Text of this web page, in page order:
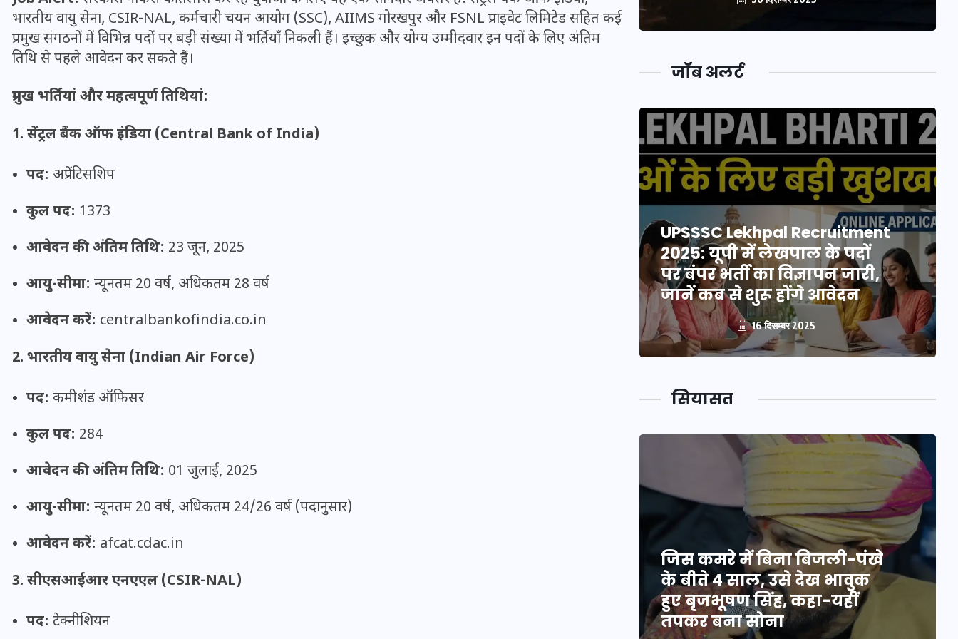
भारतीय वायु सेना, CSIR-NAL, कर्मचारी चयन आयोग (SSC), AIIMS गोरखपुर और FSNL प्राइवेट लिमिटेड सहित कई
प्रमुख संगठनों में विभिन्न पदों पर बड़ी संख्या में भर्तियाँ निकली हैं। इच्छुक और योग्य उम्मीदवार इन पदों के लिए अंतिम
तिथि से पहले आवेदन कर सकते हैं।
प्रमुख भर्तियां और महत्वपूर्ण तिथियां:
1. सेंट्रल बैंक ऑफ इंडिया (Central Bank of India)
पद: अप्रेंटिसशिप
कुल पद: 1373
आवेदन की अंतिम तिथि: 23 जून, 2025
आयु-सीमा: न्यूनतम 20 वर्ष, अधिकतम 28 वर्ष
आवेदन करें: centralbankofindia.co.in
2. भारतीय वायु सेना (Indian Air Force)
पद: कमीशंड ऑफिसर
कुल पद: 284
आवेदन की अंतिम तिथि: 01 जुलाई, 2025
आयु-सीमा: न्यूनतम 20 वर्ष, अधिकतम 24/26 वर्ष (पदानुसार)
आवेदन करें: afcat.cdac.in
3. सीएसआईआर एनएएल (CSIR-NAL)
पद: टेक्नीशियन
जॉब अलर्ट
UPSSSC Lekhpal Recruitment
2025: यूपी में लेखपाल के पदों
पर बंपर भर्ती का विज्ञापन जारी,
जानें कब से शुरू होंगे आवेदन
16 दिसम्बर 2025
UPSSSC Lekhpal Recruitment
2025: यूपी में लेखपाल के पदों
पर बंपर भर्ती का विज्ञापन जारी,
जानें कब से शुरू होंगे आवेदन
16 दिसम्बर 2025
सियासत
के बीते 4 साल, उसे देख भावुक
तपकर बना सोना
जिस कमरे में बिना बिजली-पंखे
के बीते 4 साल, उसे देख भावुक
हुए बृजभूषण सिंह, कहा-यहीं
तपकर बना सोना